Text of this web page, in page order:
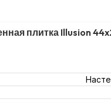
плитка Illusion